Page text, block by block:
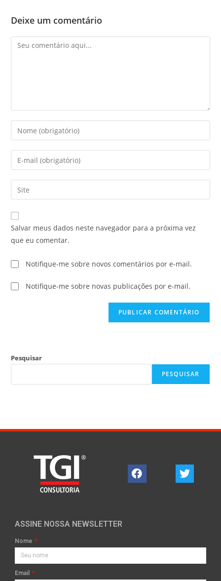
Deixe um comentário
Salvar meus dados neste navegador para a próxima vez
que eu comentar.
Notifique-me sobre novos comentários por e-mail.
Notifique-me sobre novas publicações por e-mail.
Pesquisar
PESQUISAR
ASSINE NOSSA NEWSLETTER
Nome
Email